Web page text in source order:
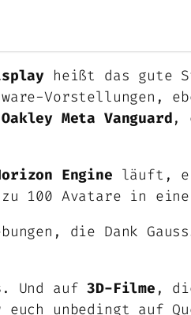
heißt das gute
Vorstellungen,
Oakley Meta Vanguard,
Engine läuft,
100 Avatare in
die Dank
. Und auf3D-Filme ,
unbedingt auf